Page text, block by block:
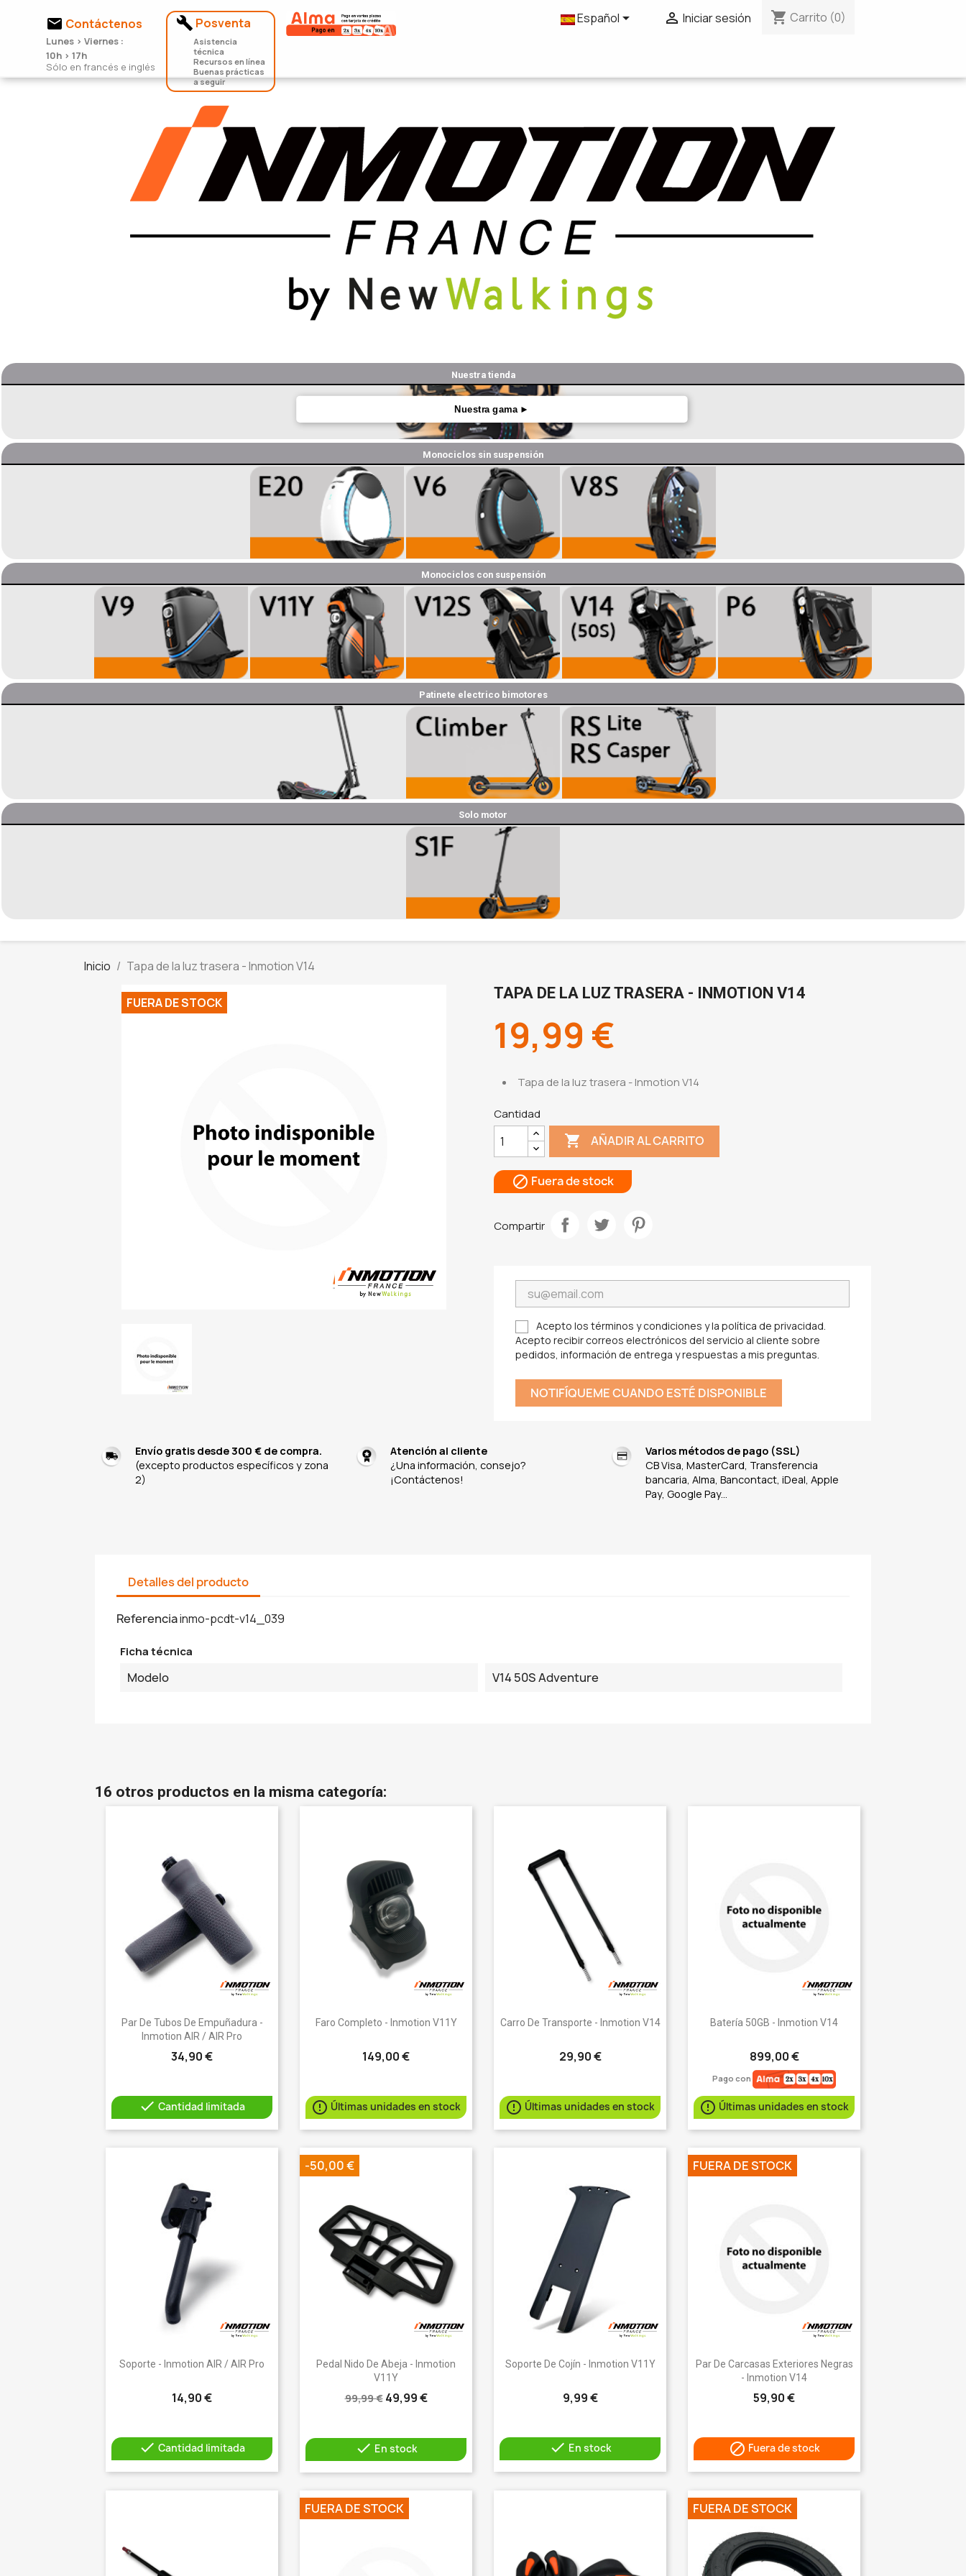
 Contáctenos
Lunes > Viernes :
10h > 17h
Sólo en francés e inglés
 Posventa
Asistencia
técnica
Recursos en línea
Buenas prácticas
a seguir
Español  Iniciar sesión shopping_cart Carrito (0)
Nuestra tienda
Nuestra gama ►
Monociclos sin suspensión
Monociclos con suspensión
Patinete electrico bimotores
Solo motor
Inicio Tapa de la luz trasera - Inmotion V14
FUERA DE STOCK
TAPA DE LA LUZ TRASERA - INMOTION V14
19,99 €
Tapa de la luz trasera - Inmotion V14
Cantidad
 AÑADIR AL CARRITO
 Fuera de stock
Compartir
Acepto los términos y condiciones y la política de privacidad.
Acepto recibir correos electrónicos del servicio al cliente sobre
pedidos, información de entrega y respuestas a mis preguntas.
NOTIFÍQUEME CUANDO ESTÉ DISPONIBLE
Envío gratis desde 300 € de compra.
(excepto productos específicos y zona
2)
Atención al cliente
¿Una información, consejo?
¡Contáctenos!
Varios métodos de pago (SSL)
CB Visa, MasterCard, Transferencia
bancaria, Alma, Bancontact, iDeal, Apple
Pay, Google Pay...
Detalles del producto
Referenciainmo-pcdt-v14_039
Ficha técnica
Modelo V14 50S Adventure
16 otros productos en la misma categoría:
Vista rápida
Par De Tubos De Empuñadura -
Inmotion AIR / AIR Pro
34,90 €
 Cantidad limitada
Vista rápida
Faro Completo - Inmotion V11Y
149,00 €
 Últimas unidades en stock
Vista rápida
Carro De Transporte - Inmotion V14
29,90 €
 Últimas unidades en stock
Vista rápida
Batería 50GB - Inmotion V14
899,00 €
Pago con
 Últimas unidades en stock
Vista rápida
Soporte - Inmotion AIR / AIR Pro
14,90 €
 Cantidad limitada
Vista rápida
Pedal Nido De Abeja - Inmotion
V11Y
99,99 € 49,99 €
 En stock
-50,00 €
Vista rápida
Soporte De Cojín - Inmotion V11Y
9,99 €
 En stock
Vista rápida
Par De Carcasas Exteriores Negras
- Inmotion V14
59,90 €
 Fuera de stock
FUERA DE STOCK
FUERA DE STOCK FUERA DE STOCK